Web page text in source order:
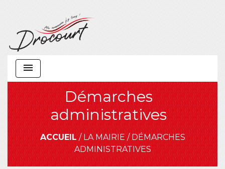
menu
Démarches
administratives
ACCUEIL/LA MAIRIE/DÉMARCHES
ADMINISTRATIVES